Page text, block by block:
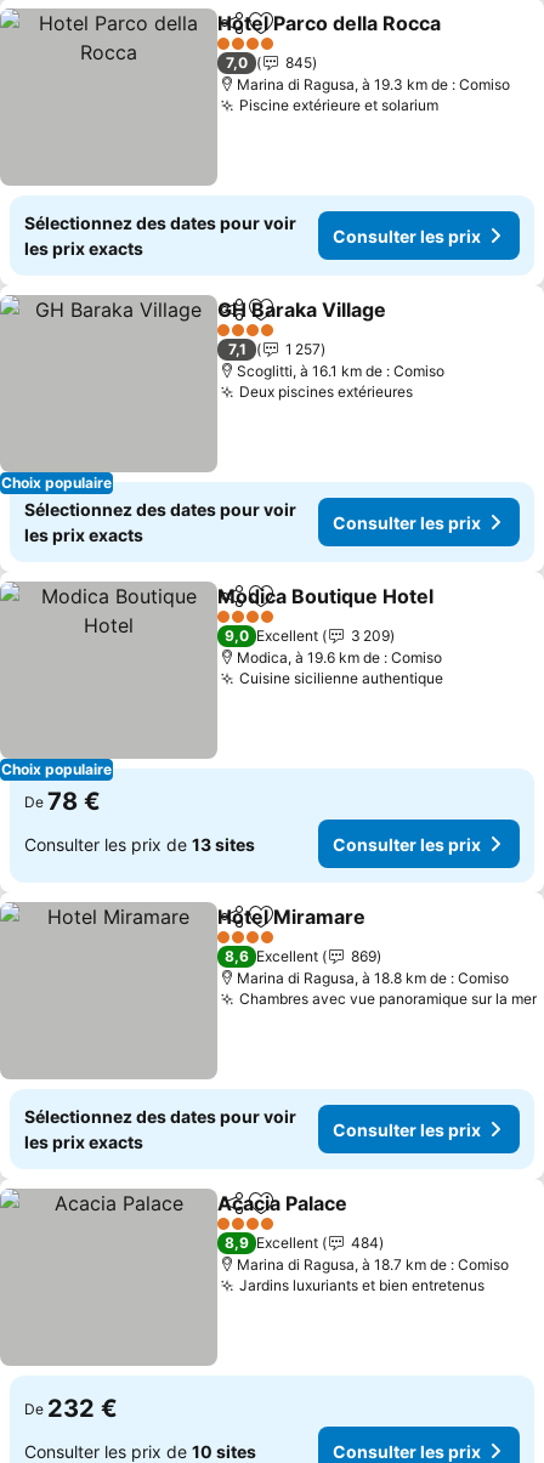
PartagerAjouter à mes favoris
Hotel Parco della Rocca
4 Étoiles
7,0
845
Marina di Ragusa, à 19.3 km de : Comiso
Piscine extérieure et solarium
Sélectionnez des dates pour voir
les prix exacts
Consulter les prix
Choix populaire
PartagerAjouter à mes favoris
GH Baraka Village
4 Étoiles
7,1
1 257
Scoglitti, à 16.1 km de : Comiso
Deux piscines extérieures
Sélectionnez des dates pour voir
les prix exacts
Consulter les prix
Choix populaire
PartagerAjouter à mes favoris
Modica Boutique Hotel
4 Étoiles
9,0 Excellent
3 209
Modica, à 19.6 km de : Comiso
Cuisine sicilienne authentique
De 78 €
Consulter les prix de 13 sites Consulter les prix
PartagerAjouter à mes favoris
Hotel Miramare
4 Étoiles
8,6 Excellent
869
Marina di Ragusa, à 18.8 km de : Comiso
Chambres avec vue panoramique sur la mer
Sélectionnez des dates pour voir
les prix exacts
Consulter les prix
PartagerAjouter à mes favoris
Acacia Palace
4 Étoiles
8,9 Excellent
484
Marina di Ragusa, à 18.7 km de : Comiso
Jardins luxuriants et bien entretenus
De 232 €
Consulter les prix de 10 sites Consulter les prix